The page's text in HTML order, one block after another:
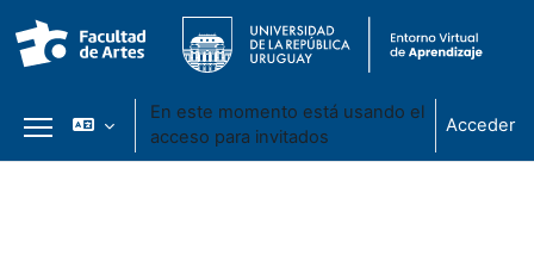
Panel lateral
En este momento está usando el
acceso para invitados
Acceder